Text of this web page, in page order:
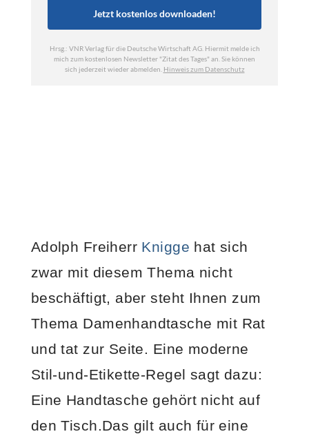
Adolph Freiherr Knigge hat sich
zwar mit diesem Thema nicht
beschäftigt, abersteht Ihnen zum
Thema Damenhandtasche mit Rat
und tat zur Seite. Eine moderne
Stil-und-Etikette-Regel sagt dazu:
Eine Handtasche gehört nicht auf
den Tisch.Das gilt auch für eine